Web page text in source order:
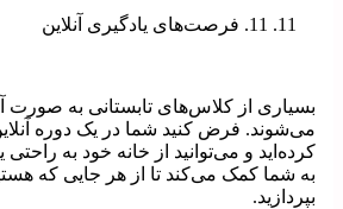
11. فرصت‌های یادگیری آنلاین
بسیاری از کلاس‌های تابستانی به صورت
می‌شوند. فرض کنید شما در یک دوره
کرده‌اید و می‌توانید از خانه خود به راحتی
به شما کمک می‌کند تا از هر جایی که
بپردازید.